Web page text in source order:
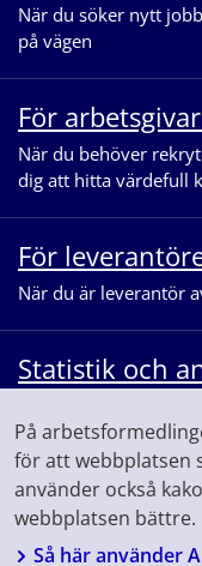
På
för att webbplatsen
använder också
webbplatsen bättre.
Så här använder
När du söker nytt
på vägen
För
När du behöver
dig att hitta värdefull
För
När du är leverantör
Statistik och
våra analyser för